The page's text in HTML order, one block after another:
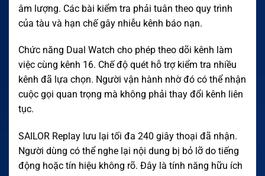
âm lượng. Các bài kiểm tra phải tuân theo quy trình
của tàu và hạn chế gây nhiễu kênh báo nạn.
Chức năng Dual Watch cho phép theo dõi kênh làm
việc cùng kênh 16. Chế độ quét hỗ trợ kiểm tra nhiều
kênh đã lựa chọn. Người vận hành nhờ đó có thể nhận
cuộc gọi quan trọng mà không phải thay đổi kênh liên
tục.
SAILOR Replay lưu lại tối đa 240 giây thoại đã nhận.
Người dùng có thể nghe lại nội dung bị bỏ lỡ do tiếng
động hoặc tín hiệu không rõ. Đây là tính năng hữu ích